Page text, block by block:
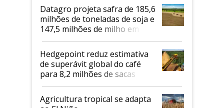
Datagro projeta safra de 185,6
milhões de toneladas de soja e
147,5 milhões de milho em
2026/27
Hedgepoint reduz estimativa
de superávit global do café
para 8,2 milhões de sacas
Agricultura tropical se adapta